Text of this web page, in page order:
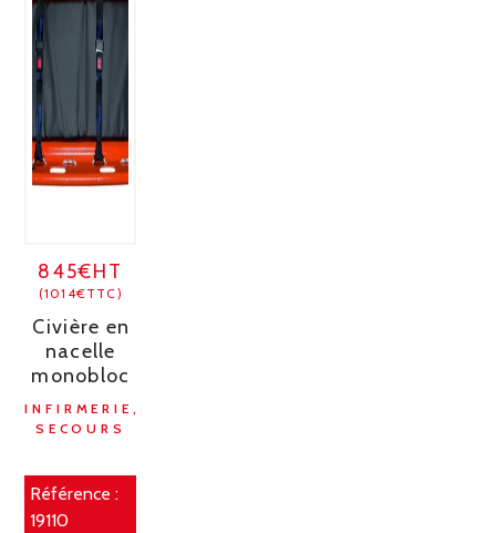
845€HT
(1014€TTC)
Civière en
nacelle
monobloc
INFIRMERIE,
SECOURS
Référence :
19110